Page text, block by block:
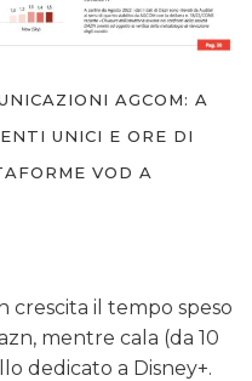
AGCOM: A
UNICI E ORE DI
VOD A
crescita il tempo speso
mentre cala (da 10
dedicato a Disney+.